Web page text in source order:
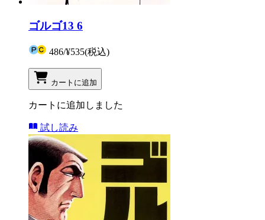
ゴルゴ13 6
486/¥535(税込)
カートに追加
カートに追加しました
試し読み